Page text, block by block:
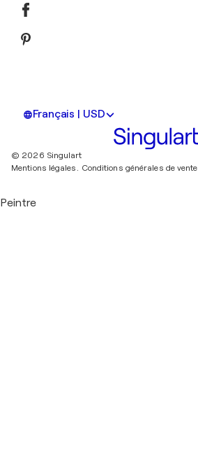
Français | USD
© 2026 Singulart
Mentions légales. Conditions générales de vente
Peintre